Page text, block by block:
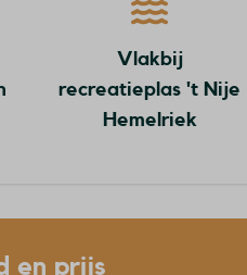
Vlakbij
recreatieplas 't Nije
Hemelriek
en prijs